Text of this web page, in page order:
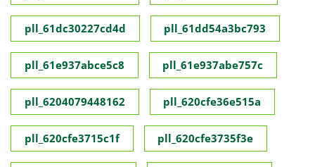
pll_61dc30227cd4d pll_61dd54a3bc793
pll_61e937abce5c8 pll_61e937abe757c
pll_6204079448162 pll_620cfe36e515a
pll_620cfe3715c1f pll_620cfe3735f3e